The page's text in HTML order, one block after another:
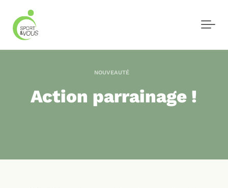
NOUVEAUTÉ
Action parrainage !